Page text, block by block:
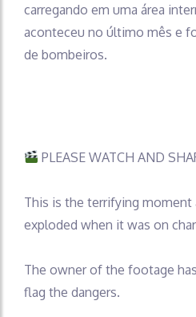
carregando em uma área
aconteceu no último mês e
de bombeiros.
PLEASE WATCH AND
This is the terrifying moment
exploded when it was on
The owner of the footage
flag the dangers.